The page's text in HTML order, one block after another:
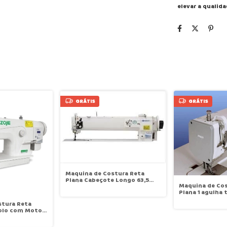
elevar a
Reta
com Motor
GRÁTIS
Maquina de Costura Reta
Plana Cabeçote Longo 63,5
GRÁTIS
Maquina de
Plana 1